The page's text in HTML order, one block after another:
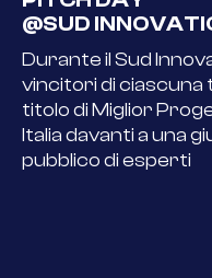
@SUD
Durante il Sud
vincitori di ciascuna
titolo di Miglior
Italia davanti a una
pubblico di esperti